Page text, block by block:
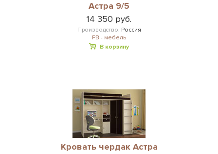
Астра 9/5
14 350 руб.
Производство: Россия
РВ - мебель
В корзину
Кровать чердак Астра